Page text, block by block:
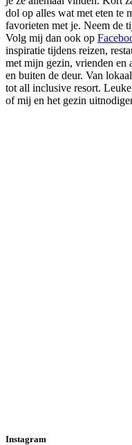
dol op alles wat met eten te
favorieten met je. Neem de
Volg mij dan ook op
inspiratie tijdens reizen,
met mijn gezin, vrienden en
en buiten de deur. Van
tot all inclusive resort.
of mij en het gezin
Instagram